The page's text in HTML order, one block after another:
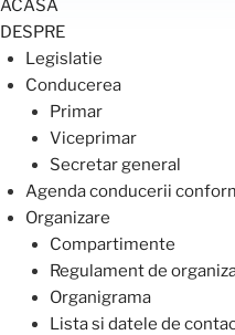
ACASĂ
DESPRE
Legislatie
Conducerea
Primar
Viceprimar
Secretar general
Agenda conducerii
Organizare
Compartimente
Regulament de
Organigrama
Lista si datele de